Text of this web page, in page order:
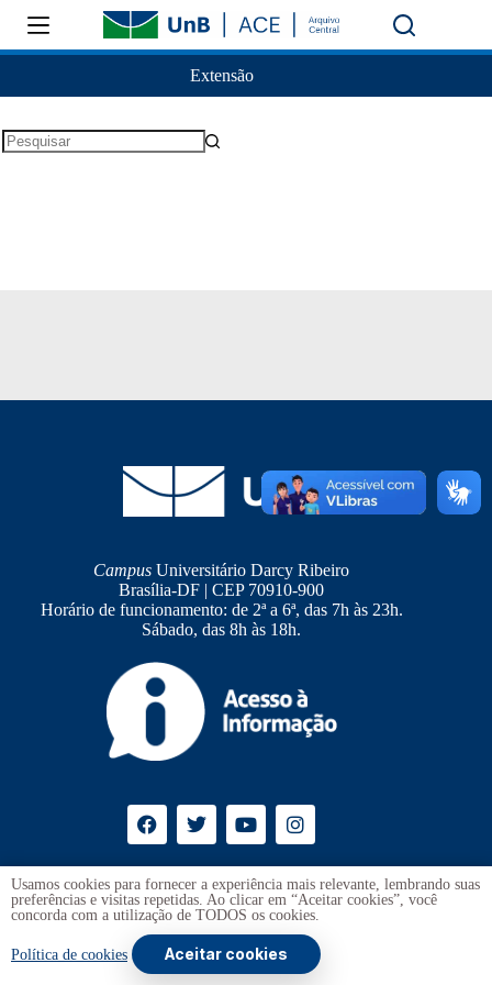
Extensão
Campus Universitário Darcy Ribeiro
Brasília-DF | CEP 70910-900
Horário de funcionamento: de 2ª a 6ª, das 7h às 23h.
Sábado, das 8h às 18h.
UnB
Transparência e Prestação de Contas
Copyright © 2026 - Universidade de Brasília
. Todos os direitos
Usamos cookies para fornecer a experiência mais relevante, lembrando suas
preferências e visitas repetidas. Ao clicar em “Aceitar cookies”, você
concorda com a utilização de TODOS os cookies.
Política de cookies Aceitar cookies